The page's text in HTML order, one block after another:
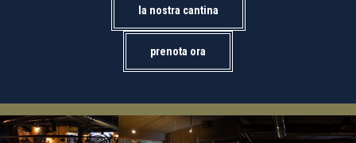
la nostra cantina
prenota ora